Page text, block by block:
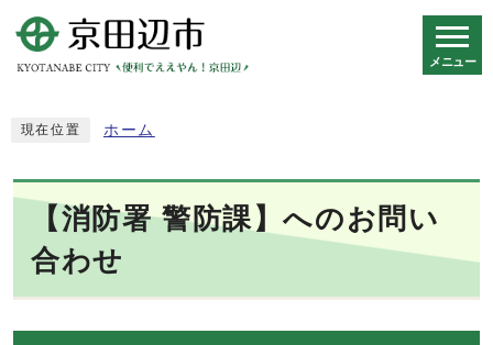
メニュー
現在位置 ホーム
【消防署 警防課】へのお問い
合わせ